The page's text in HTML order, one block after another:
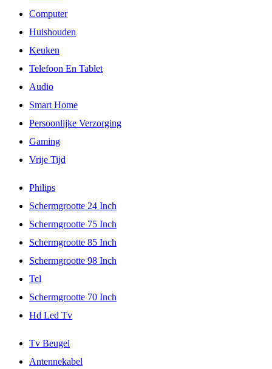
Computer
Huishouden
Keuken
Telefoon En Tablet
Audio
Smart Home
Persoonlijke Verzorging
Gaming
Vrije Tijd
Philips
Schermgrootte 24 Inch
Schermgrootte 75 Inch
Schermgrootte 85 Inch
Schermgrootte 98 Inch
Tcl
Schermgrootte 70 Inch
Hd Led Tv
Tv Beugel
Antennekabel